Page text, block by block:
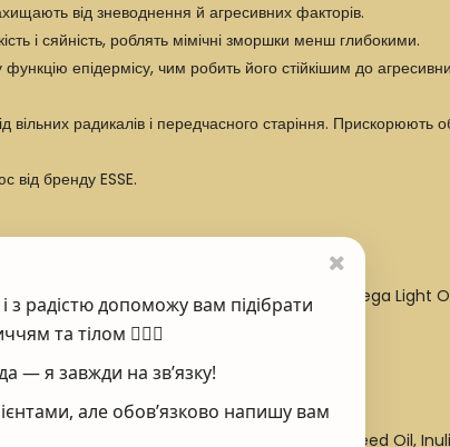
від зневоднення й агресивних факторів.
і сяйність, роблять мімічні зморшки менш глибокими.
епідермісу, чим робить його стійкішим до
радикалів і передчасного старіння. Прискорюють
від бренду ESSE.
шкіру обличчя та шиї нанесіть засіб Omega Light
Laurate, Simmondsia Chinensis (Jojoba) Seed Oil,
радістю допоможу вам підібрати
та тілом 💆‍♀️✨
— я завжди на зв’язку!
але обов’язково напишу вам